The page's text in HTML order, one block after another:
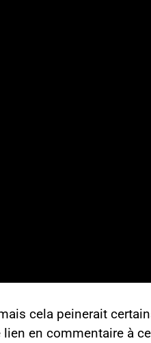
cela peinerait
en commentaire à